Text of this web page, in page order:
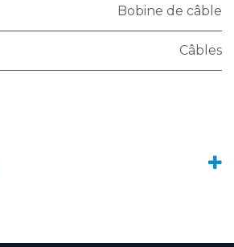
Bobine de câble
Câbles